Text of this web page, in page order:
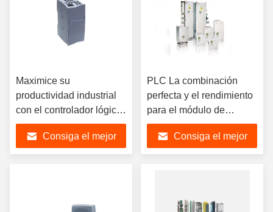
Maximice su
productividad industrial
con el controlador lógico
programable PLC
original nuevo stock PLC
6SE7022-6TP70-Z
Consiga el mejor
PLC La combinación
perfecta y el rendimiento
para el módulo de
automatización industrial
PLC ACS800-04-0440-
7+ P901
Consiga el mejor